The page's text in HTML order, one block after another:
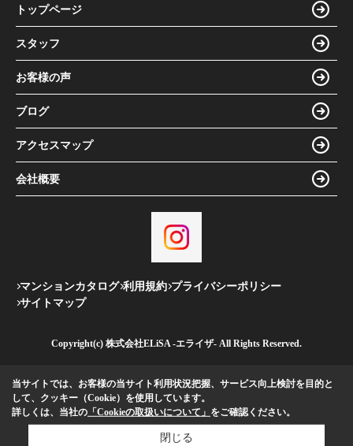
トップページ
スタッフ
お客様の声
ブログ
アクセスマップ
会社概要
マンションカタログ 利用規約 プライバシーポリシー
サイトマップ
Copyright(c) 株式会社ELiSA -エライザ- All Rights Reserved.
当サイトでは、お客様の当サイト利用状況把握、サービス向上検討を目的と
して、クッキー（Cookie）を使用しています。
詳しくは、当社の 「Cookieの取扱いについて」 をご確認ください。
閉じる